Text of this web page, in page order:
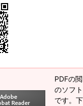
PDFの
のソフ
です。